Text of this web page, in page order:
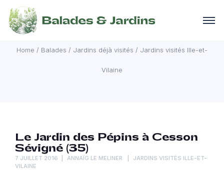
Jardins visités Ille-et-
Home / Balades / Jardins déjà visités / Jardins visités Ille-et-
Vilaine
Le Jardin des Pépins à Cesson
Sévigné (35)
7 JUILLET 2016 ANNAÏG LE MELINER
JARDINS VISITÉS ILLE-ET-
VILAINE